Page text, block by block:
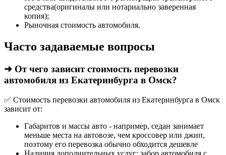
средства(оригиналы или нотариально заверенная
копия);
Рыночная стоимость автомобиля.
Часто задаваемые вопросы
➜ От чего зависит стоимость перевозки
автомобиля из Екатеринбурга в Омск?
✅ Стоимость перевозки автомобиля из Екатеринбурга в Омск
зависит от:
Габаритов и массы авто - например, седан занимает
меньше места на автовозе, чем кроссовер или джип,
поэтому его перевозка обычно обходится дешевле
Наличия дополнительных услуг: забор автомобиля с